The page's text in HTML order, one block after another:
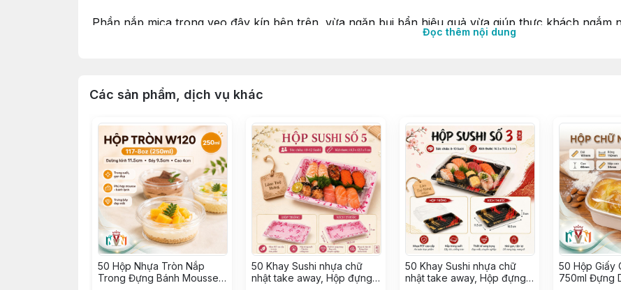
Phần nắp mica trong veo đậy kín bên trên, vừa ngăn bụi bẩn hiệu quả vừa giúp thực khách
🏷️ Mã hàng: Hộp Quai Xách Lucky Day kèm nắp mica 🍰
📏 Kích thước: Dài 24cm x Rộng 10cm (Có vách chia 2 ngăn, mỗi ngăn 11cm) 📐
💎 Ưu điểm: Phân loại đồ ăn dễ dàng, nắp đậy khít, tay cầm chắc chắn 💯
⛔⛔⛔ SHOP CHỈ BÁN BAO BÌ BÊN NGOÀI, KHÔNG CÓ BÁNH TRONG ⛔⛔⛔
∵∵∵∵∵∵∵∵∵∵∵∵∵∵∵∵∵∵∵∵∵∵∵∵∵∵∵∵∵∵∵∵∵
🔰 Shop NIỀM VUI VỊ NGỌT – since 2015
✨ Tư vấn tận tâm – phục vụ chu đáo
Đọc thêm nội dung
Các sản phẩm, dịch vụ khác
50 Hộp Nhựa Tròn Nắp
Trong Đựng Bánh Mousse,
50 Khay Sushi nhựa chữ
nhật take away, Hộp đựng
50 Khay Sushi nhựa chữ
nhật take away, Hộp đựng
50 Hộp Giấy
750ml Đựng